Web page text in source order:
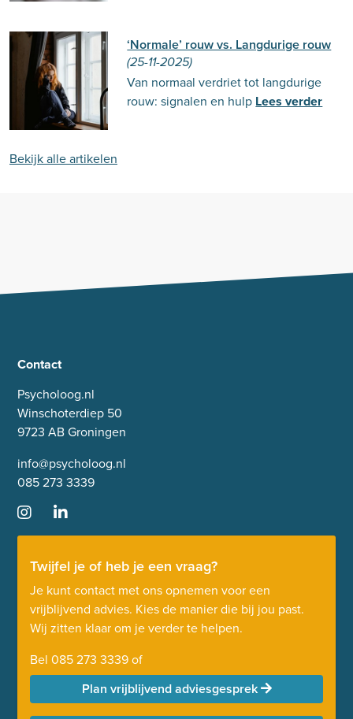
‘Normale’ rouw vs. Langdurige rouw
(25-11-2025)
Van normaal verdriet tot langdurige
rouw: signalen en hulp Lees verder
Bekijk alle artikelen
Contact
Psycholoog.nl
Winschoterdiep 50
9723 AB Groningen
info@psycholoog.nl
085 273 3339
Twijfel je of heb je een vraag?
Je kunt contact met ons opnemen voor een
vrijblijvend advies. Kies de manier die bij jou past.
Wij zitten klaar om je verder te helpen.
Bel 085 273 3339of
Plan vrijblijvend adviesgesprek